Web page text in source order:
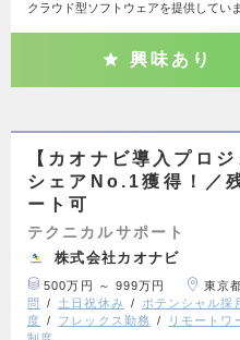
クラウド型ソフトウェアを提供してい
興味あり
【カオナビ導入プロ
シェアNo.1獲得！／
ート可
テクニカルサポート
株式会社カオナビ
500万円 ～ 999万円 東京
問
土日祝休み ポテンシャル採
度
フレックス勤務 リモートワ